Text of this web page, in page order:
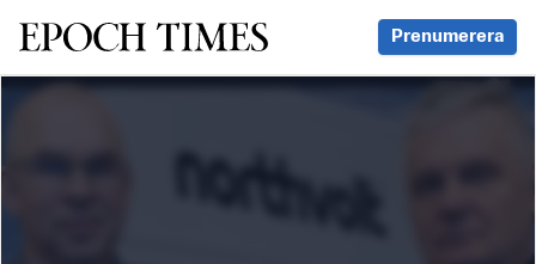
Svenska Epoch Times Prenumerera